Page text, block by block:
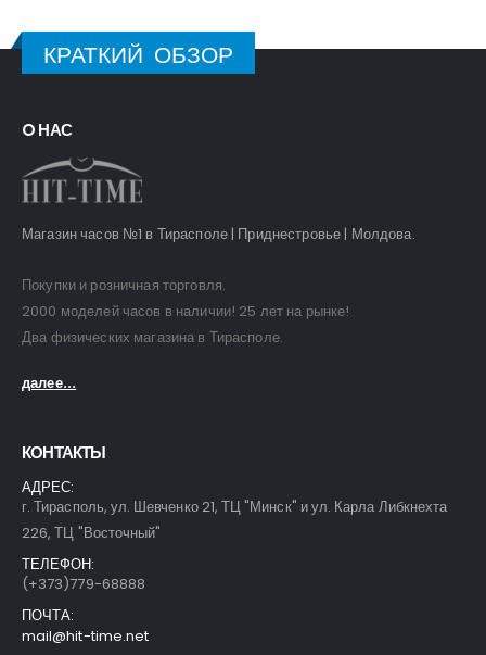
КРАТКИЙ ОБЗОР
O НАС
Магазин часов №1 в Тирасполе | Приднестровье | Молдова.
Покупки и розничная торговля.
2000 моделей часов в наличии! 25 лет на рынке!
Два физических магазина в Тирасполе.
далее...
КОНТАКТЫ
АДРЕС:
г. Тирасполь, ул. Шевченко 21, ТЦ "Минск" и ул. Карла Либкнехта
226, ТЦ "Восточный"
ТЕЛЕФОН:
(+373)779-68888
ПОЧТА:
mail@hit-time.net